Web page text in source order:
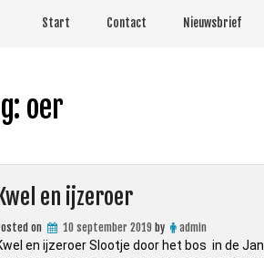
Start Contact Nieuwsbrief
oer
Kwel en ijzeroer
on 10 september 2019 by admin
en ijzeroer Slootje door het bos in de